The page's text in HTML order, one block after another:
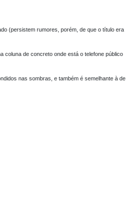
(persistem rumores, porém, de que o título era
coluna de concreto onde está o telefone público
nas sombras, e também é semelhante à de